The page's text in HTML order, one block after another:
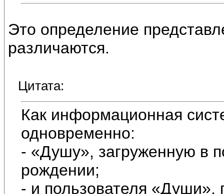
Это определение
различаются.
Цитата:
Как информационная
одновременно:
- «Душу», загруженную в
рождении;
- и пользователя «Души»,